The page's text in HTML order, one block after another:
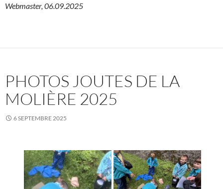
Webmaster, 06.09.2025
PHOTOS JOUTES DE LA
MOLIÈRE 2025
6 SEPTEMBRE 2025